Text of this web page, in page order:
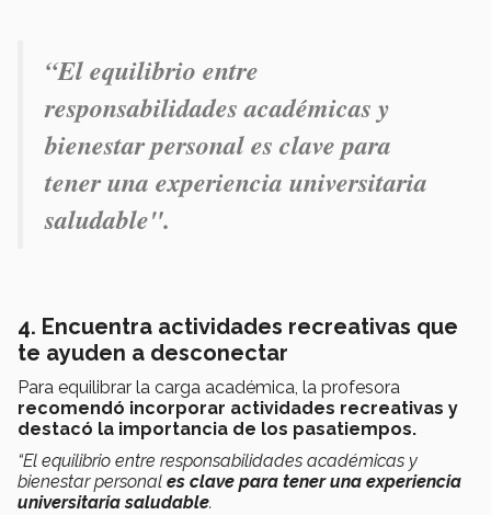
“El equilibrio entre
responsabilidades académicas y
bienestar personal es clave para
tener una experiencia universitaria
saludable".
4. Encuentra actividades recreativas que
te ayuden a desconectar
Para equilibrar la carga académica, la profesora
recomendó incorporar actividades recreativas y
destacó la importancia de los pasatiempos.
“El equilibrio entre responsabilidades académicas y
bienestar personal es clave para tener una experiencia
universitaria saludable.